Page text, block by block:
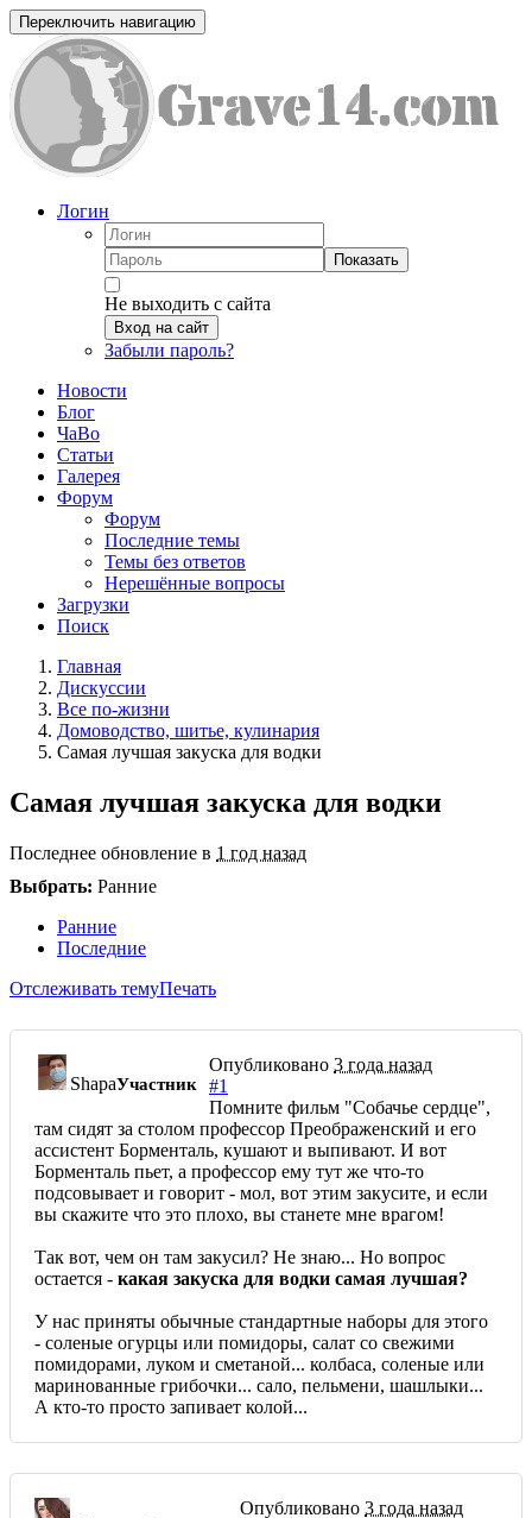
Переключить навигацию
Логин
Показать
Не выходить с сайта
Вход на сайт
Забыли пароль?
Новости
Блог
ЧаВо
Статьи
Галерея
Форум
Форум
Последние темы
Темы без ответов
Нерешённые вопросы
Загрузки
Поиск
Главная
Дискуссии
Все по-жизни
Домоводство, шитье, кулинария
Самая лучшая закуска для водки
Самая лучшая закуска для водки
Последнее обновление в 1 год назад
Выбрать: Ранние
Ранние
Последние
Отслеживать темуПечать
ShapaУчастник
Опубликовано 3 года назад
#1
Помните фильм "Собачье сердце",
там сидят за столом профессор Преображенский и его
ассистент Борменталь, кушают и выпивают. И вот
Борменталь пьет, а профессор ему тут же что-то
подсовывает и говорит - мол, вот этим закусите, и если
вы скажите что это плохо, вы станете мне врагом!
Так вот, чем он там закусил? Не знаю... Но вопрос
остается - какая закуска для водки самая лучшая?
У нас приняты обычные стандартные наборы для этого
- соленые огурцы или помидоры, салат со свежими
помидорами, луком и сметаной... колбаса, соленые или
маринованные грибочки... сало, пельмени, шашлыки...
А кто-то просто запивает колой...
Опубликовано 3 года назад